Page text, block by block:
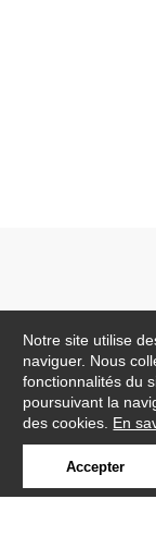
Notre site utilise
naviguer. Nous
fonctionnalités du
poursuivant la
des cookies. En
Accepter